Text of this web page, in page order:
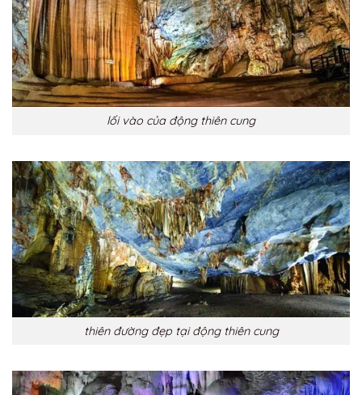
lối vào của động thiên cung
thiên đường đẹp tại động thiên cung